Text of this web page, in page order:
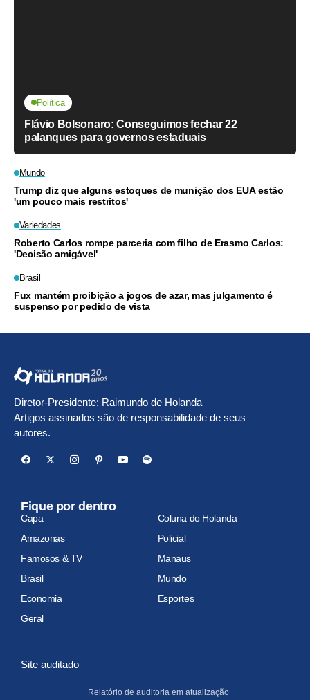
Política
Flávio Bolsonaro: Conseguimos fechar 22
palanques para governos estaduais
Mundo
Trump diz que alguns estoques de munição dos EUA estão
'um pouco mais restritos'
Variedades
Roberto Carlos rompe parceria com filho de Erasmo Carlos:
'Decisão amigável'
Brasil
Fux mantém proibição a jogos de azar, mas julgamento é
suspenso por pedido de vista
Diretor-Presidente: Raimundo de Holanda
Artigos assinados são de responsabilidade de seus
autores.
Fique por dentro
Capa
Coluna do Holanda
Amazonas
Policial
Famosos & TV
Manaus
Brasil
Mundo
Economia
Esportes
Geral
Site auditado
Relatório de auditoria em atualização